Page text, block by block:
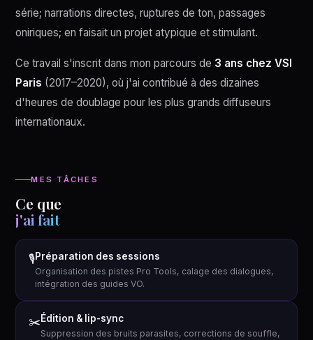
série; narrations directes, ruptures de ton, passages
oniriques; en faisait un projet atypique et stimulant.
Ce travail s'inscrit dans mon parcours de 3 ans chez VSI
Paris (2017–2020), où j'ai contribué à des dizaines
d'heures de doublage pour les plus grands diffuseurs
internationaux.
MES TÂCHES
Ce que
j'ai fait
🎙Préparation des sessions
Organisation des pistes Pro Tools, calage des dialogues,
intégration des guides VO.
✂️Édition & lip-sync
Suppression des bruits parasites, corrections de souffle,